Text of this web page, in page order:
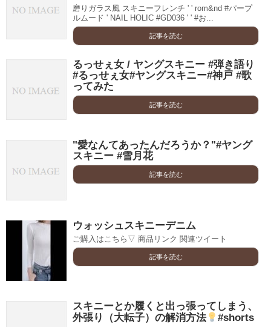
磨りガラス風 スキニーフレンチ ' ' rom&nd #パープ
ルムード ' NAIL HOLIC #GD036 ' ' #お...
記事を読む
るっせぇ女 / ヤングスキニー #弾き語り
#るっせぇ女#ヤングスキニー#神戸 #歌
ってみた
記事を読む
"愛なんてあったんだろうか？"#ヤング
スキニー #雪月花
記事を読む
ウォッシュスキニーデニム
ご購入はこちら▽ 商品リンク 関連ツイート
記事を読む
スキニーとか履くと出っ張ってしまう、
外張り（大転子）の解消方法
#shorts